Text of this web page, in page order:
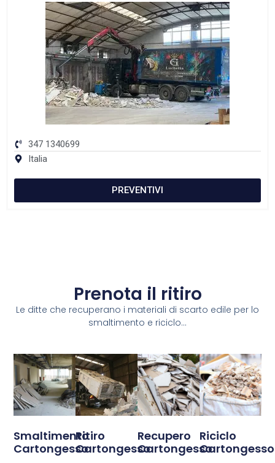
347 1340699
Italia
PREVENTIVI
Prenota il ritiro
Le ditte che recuperano i materiali di scarto edile per lo
smaltimento e riciclo...
Smaltimento
Cartongesso
Ritiro
Cartongesso
Recupero
Cartongesso
Riciclo
Cartongesso